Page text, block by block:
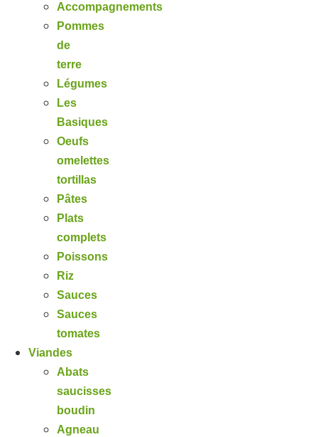
Accompagnements
Pommes
de
terre
Légumes
Les
Basiques
Oeufs
omelettes
tortillas
Pâtes
Plats
complets
Poissons
Riz
Sauces
Sauces
tomates
Viandes
Abats
saucisses
boudin
Agneau